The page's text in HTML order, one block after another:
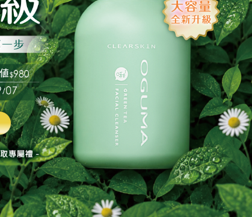
秘之湧日曬修護水美媒 秘之湧荳蔻水美媒